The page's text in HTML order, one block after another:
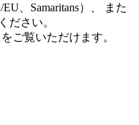
EU、Samaritans）、
また
ださい。
ご覧いただけます。